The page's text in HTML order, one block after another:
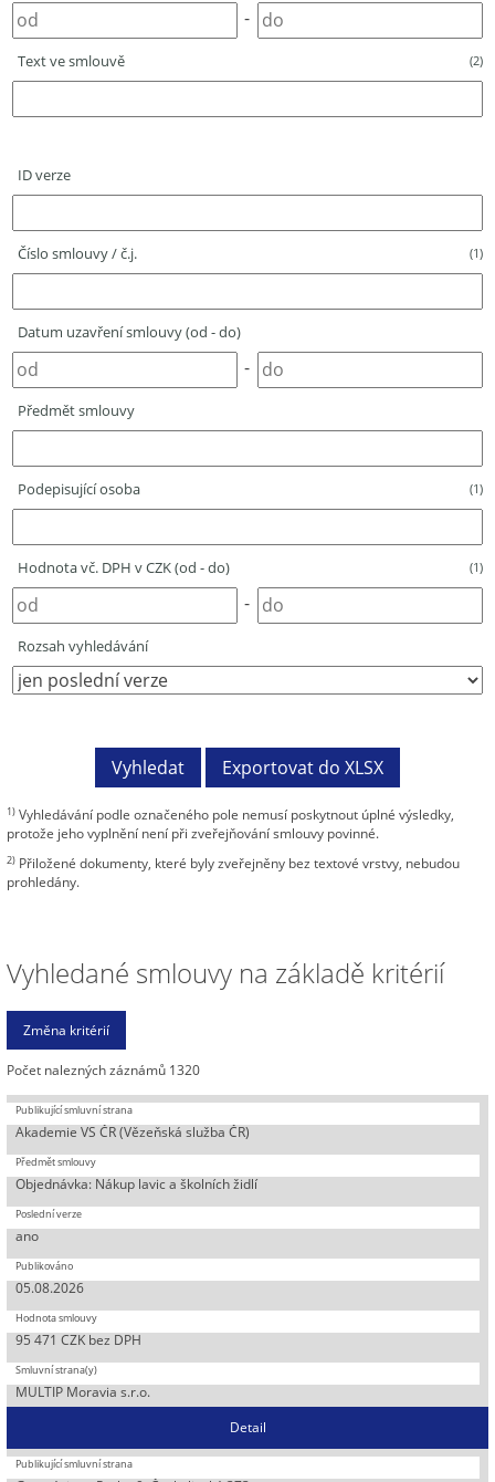
-
Text ve smlouvě (2)
ID verze
Číslo smlouvy / č.j. (1)
Datum uzavření smlouvy (od - do)
-
Předmět smlouvy
Podepisující osoba (1)
Hodnota vč. DPH v CZK (od - do) (1)
-
Rozsah vyhledávání
1) Vyhledávání podle označeného pole nemusí poskytnout úplné výsledky,
protože jeho vyplnění není při zveřejňování smlouvy povinné.
2) Přiložené dokumenty, které byly zveřejněny bez textové vrstvy, nebudou
prohledány.
Vyhledané smlouvy na základě kritérií
Počet nalezných záznámů 1320
Akademie VS ČR (Vězeňská služba ČR)
Objednávka: Nákup lavic a školních židlí
ano
05.08.2026
95 471 CZK bez DPH
MULTIP Moravia s.r.o.
Detail